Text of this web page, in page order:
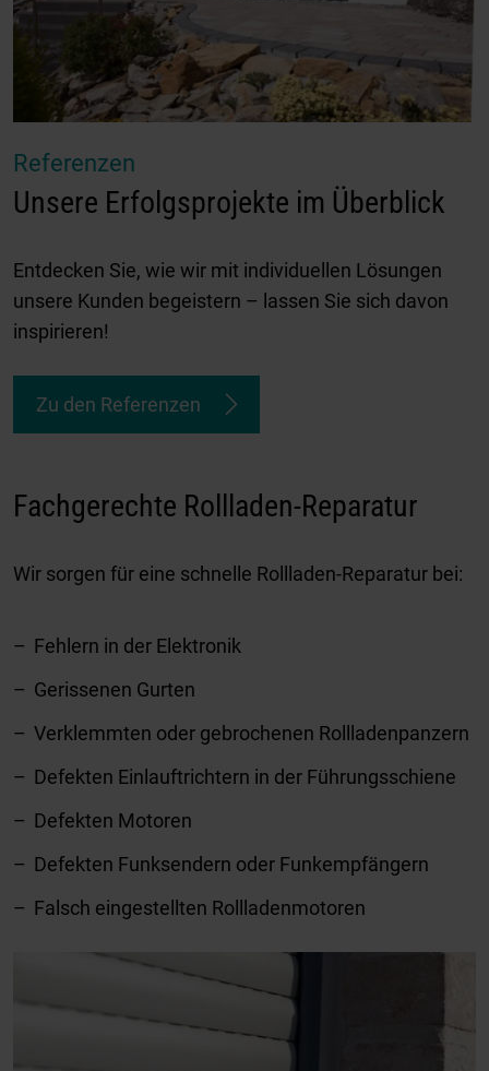
Referenzen
Unsere Erfolgsprojekte im Überblick
Entdecken Sie, wie wir mit individuellen Lösungen
unsere Kunden begeistern – lassen Sie sich davon
inspirieren!
Zu den Referenzen
Fachgerechte Rollladen-Reparatur
Wir sorgen für eine schnelle Rollladen-Reparatur bei:
Fehlern in der Elektronik
Gerissenen Gurten
Verklemmten oder gebrochenen Rollladenpanzern
Defekten Einlauftrichtern in der Führungsschiene
Defekten Motoren
Defekten Funksendern oder Funkempfängern
Falsch eingestellten Rollladenmotoren